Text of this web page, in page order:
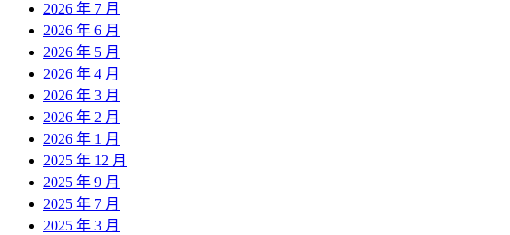
2026 年 7 月
2026 年 6 月
2026 年 5 月
2026 年 4 月
2026 年 3 月
2026 年 2 月
2026 年 1 月
2025 年 12 月
2025 年 9 月
2025 年 7 月
2025 年 3 月